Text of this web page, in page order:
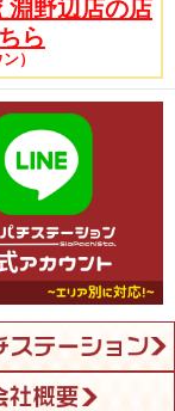
淵野辺店の店
ら
）